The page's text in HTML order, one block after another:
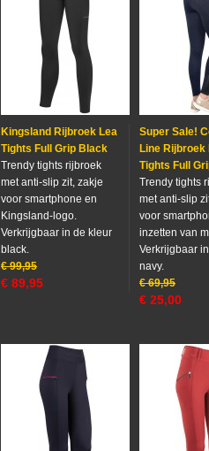
Kingsland Rijbroek Lea
Tights Full Grip Black
Trendy tights rijbroek
met anti-slip zit, zakje
voor smartphone en
Kingsland-logo.
Verkrijgbaar in de kleur
black.
€ 99,95
€ 89,95
Super Sale!
Line Rijbroek
Tights Full
Trendy tights
met anti-slip
voor
inzetten van
Verkrijgbaar
navy.
€ 69,95
€ 25,00